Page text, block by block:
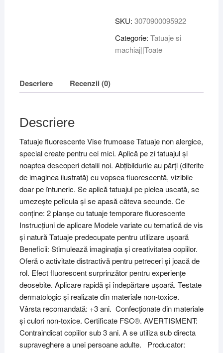
Vise
Djeco
SKU:3070900095922
Categorie:Tatuaje si
machiaj||Toate
Descriere Recenzii (0)
Descriere
Tatuaje fluorescente Vise frumoase Tatuaje non alergice,
special create pentru cei mici. Aplică pe zi tatuajul și
noaptea descoperi detalii noi. Abțibildurile au părți (diferite
de imaginea ilustrată) cu vopsea fluorescentă, vizibile
doar pe întuneric. Se aplică tatuajul pe pielea uscată, se
umezește pelicula și se apasă câteva secunde. Ce
conține: 2 planșe cu tatuaje temporare fluorescente
Instrucțiuni de aplicare Modele variate cu tematică de vis
și natură Tatuaje predecupate pentru utilizare ușoară
Beneficii: Stimulează imaginația și creativitatea copiilor.
Oferă o activitate distractivă pentru petreceri și joacă de
rol. Efect fluorescent surprinzător pentru experiențe
deosebite. Aplicare rapidă și îndepărtare ușoară. Testate
dermatologic și realizate din materiale non-toxice.
Vârsta recomandată: +3 ani. Confecționate din materiale
și culori non-toxice. Certificate FSC®. AVERTISMENT:
Contraindicat copiilor sub 3 ani. A se utiliza sub directa
supraveghere a unei persoane adulte. Producator: